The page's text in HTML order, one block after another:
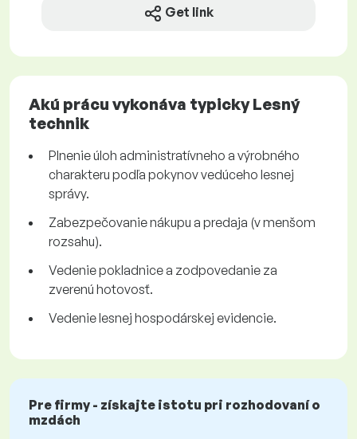
Get link
Akú prácu vykonáva typicky Lesný
technik
Plnenie úloh administratívneho a výrobného
charakteru podľa pokynov vedúceho lesnej
správy.
Zabezpečovanie nákupu a predaja (v menšom
rozsahu).
Vedenie pokladnice a zodpovedanie za
zverenú hotovosť.
Vedenie lesnej hospodárskej evidencie.
Pre firmy - získajte istotu pri rozhodovaní o
mzdách